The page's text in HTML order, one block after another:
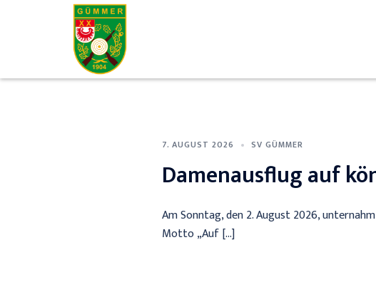
Schützenverein
7. AUGUST 2026 SV GÜMMER
Damenausflug auf
Am Sonntag, den 2. August 2026,
Motto „Auf […]